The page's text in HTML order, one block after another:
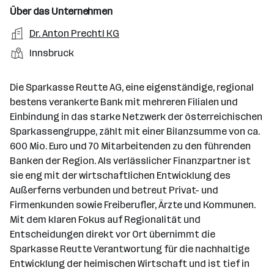
g
s
r
n
e
b
e
s
m
o
d
l
l
t
o
t
u
s
f
d
e
r
f
n
e
t
e
l
l
e
n
Über das Unternehmen
A
r
b
i
t
g
e
b
e
r
Dr. Anton Prechtl KG
S
a
n
d
o
r
t
e
Innsbruck
Die Sparkasse Reutte AG, eine eigenständige, regional
bestens verankerte Bank mit mehreren Filialen und
Einbindung in das starke Netzwerk der österreichischen
Sparkassengruppe, zählt mit einer Bilanzsumme von ca.
600 Mio. Euro und 70 Mitarbeitenden zu den führenden
Banken der Region. Als verlässlicher Finanzpartner ist
sie eng mit der wirtschaftlichen Entwicklung des
Außerferns verbunden und betreut Privat- und
Firmenkunden sowie Freiberufler, Ärzte und Kommunen.
Mit dem klaren Fokus auf Regionalität und
Entscheidungen direkt vor Ort übernimmt die
Sparkasse Reutte Verantwortung für die nachhaltige
Entwicklung der heimischen Wirtschaft und ist tief in